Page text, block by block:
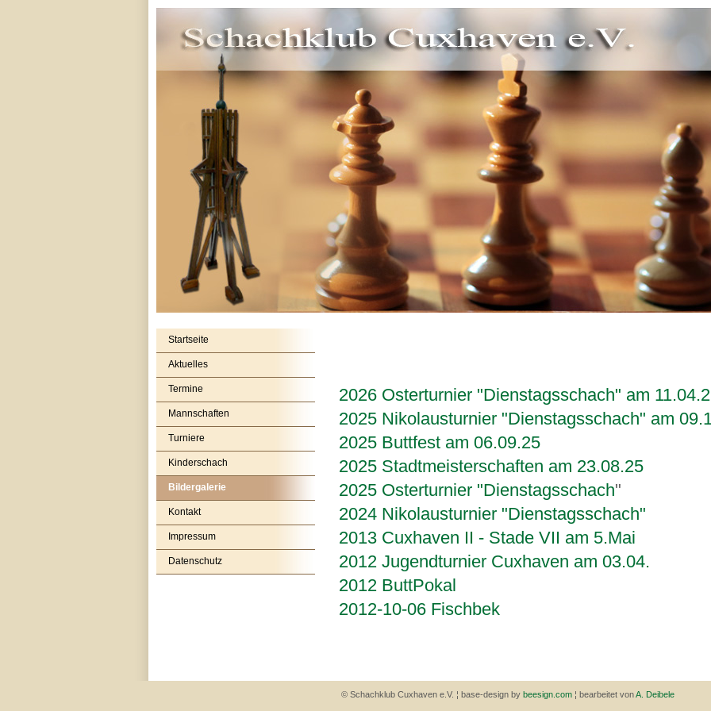
Startseite
Aktuelles
Termine
Mannschaften
Turniere
Kinderschach
Bildergalerie
Kontakt
Impressum
Datenschutz
2026 Osterturnier "Dienstagsschach" am
2025 Nikolausturnier "Dienstagsschach" am
2025 Buttfest am 06.09.25
2025 Stadtmeisterschaften am 23.08.25
2025 Osterturnier "Dienstagsschach"
2024 Nikolausturnier "Dienstagsschach"
2013 Cuxhaven II - Stade VII am 5.Mai
2012 Jugendturnier Cuxhaven am 03.04.
2012 ButtPokal
2012-10-06 Fischbek
© Schachklub Cuxhaven e.V. ¦ base-design by beesign.com ¦ bearbeitet vonA. Deibele